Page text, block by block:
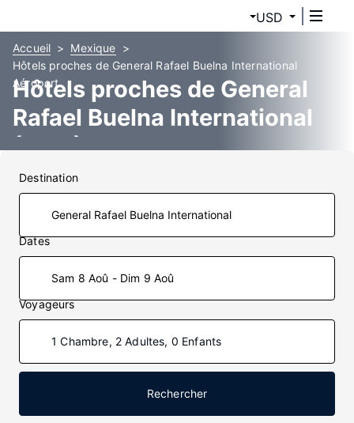
USD
Accueil
Mexique
Hôtels proches de General Rafael Buelna International
Aéroport
Hôtels proches de General
Rafael Buelna International
(MZT)
Destination
Dates
Sam 8 Aoû - Dim 9 Aoû
Voyageurs
1 Chambre, 2 Adultes, 0 Enfants
Rechercher